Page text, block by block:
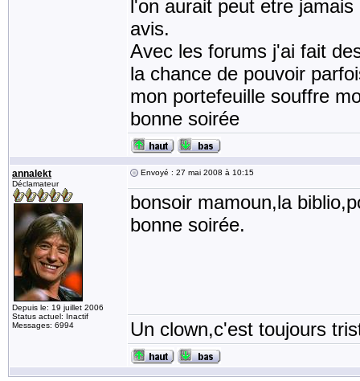
l'on aurait peut etre
avis.
Avec les forums j'ai fait
la chance de pouvoir
mon portefeuille souffre
bonne soirée
annalekt
Déclamateur
Depuis le: 19 juillet 2006
Status actuel: Inactif
Messages: 6994
Envoyé : 27 mai 2008 à 10:15
bonsoir mamoun,la
bonne soirée.
Un clown,c'est toujours